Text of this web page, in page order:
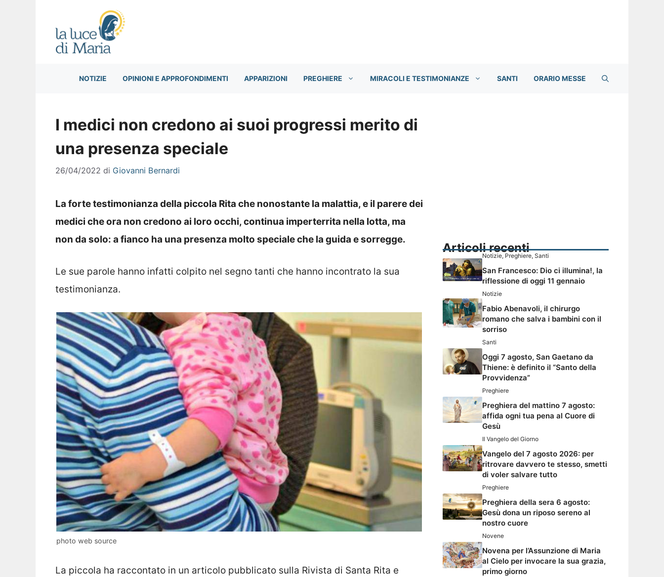
NOTIZIE OPINIONI E APPROFONDIMENTI APPARIZIONI PREGHIERE MIRACOLI E TESTIMONIANZE SANTI ORARIO MESSE
I medici non credono ai suoi progressi merito di
una presenza speciale
26/04/2022 di Giovanni Bernardi
La forte testimonianza della piccola Rita che nonostante la malattia, e il parere dei
medici che ora non credono ai loro occhi, continua imperterrita nella lotta, ma
non da solo: a fianco ha una presenza molto speciale che la guida e sorregge.
Le sue parole hanno infatti colpito nel segno tanti che hanno incontrato la sua
testimonianza.
photo web source
La piccola ha raccontato in un articolo pubblicato sulla Rivista di Santa Rita e
Articoli recenti
Notizie, Preghiere, Santi
San Francesco: Dio ci illumina!, la
riflessione di oggi 11 gennaio
Notizie
Fabio Abenavoli, il chirurgo
romano che salva i bambini con il
sorriso
Santi
Oggi 7 agosto, San Gaetano da
Thiene: è definito il “Santo della
Provvidenza”
Preghiere
Preghiera del mattino 7 agosto:
affida ogni tua pena al Cuore di
Gesù
Il Vangelo del Giorno
Vangelo del 7 agosto 2026: per
ritrovare davvero te stesso, smetti
di voler salvare tutto
Preghiere
Preghiera della sera 6 agosto:
Gesù dona un riposo sereno al
nostro cuore
Novene
Novena per l’Assunzione di Maria
al Cielo per invocare la sua grazia,
primo giorno